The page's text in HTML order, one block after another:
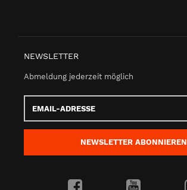
NEWSLETTER
Abmeldung jederzeit möglich
Adresse
NEWSLETTER ABONNIEREN